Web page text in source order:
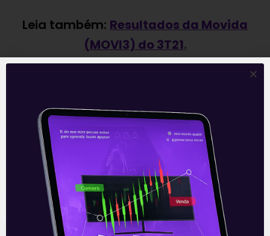
Leia também: Resultados da Movida
(MOVI3) do 3T21.
O conteúdo foi útil para você? Compartilhe!